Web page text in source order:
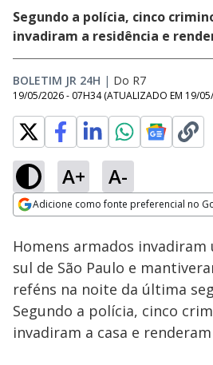
Segundo a polícia, cinco
invadiram a residência e
BOLETIM JR 24H | Do R7
19/05/2026 - 07H34 (ATUALIZADO EM 19/
A+ A-
Adicione como fonte preferencial no
Ativar
100.00%
Homens armados invadiram
sul de São Paulo e
reféns na noite da última
Segundo a polícia, cinco
invadiram a casa e